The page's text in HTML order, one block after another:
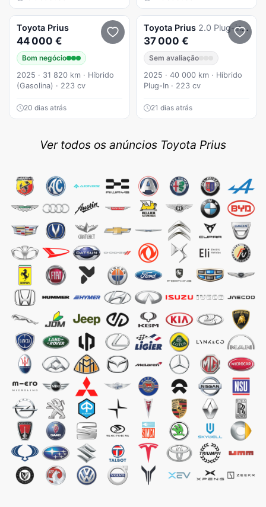
Toyota Prius
44 000 €
Bom negócio
2025 · 31 820 km · Híbrido
(Gasolina) · 223 cv
20 dias atrás
Toyota Prius 2.0 Plug-in Luxury
37 000 €
Sem avaliação
2025 · 40 000 km · Híbrido
Plug-In · 223 cv
21 dias atrás
Ver todos os anúncios Toyota Prius